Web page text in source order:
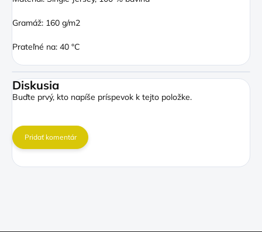
Gramáž: 160 g/m2
Prateľné na: 40 °C
Diskusia
Buďte prvý, kto napíše príspevok k tejto položke.
Pridať komentár